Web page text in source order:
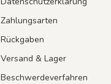
Zahlungsarten
Rückgaben
Versand & Lager
Beschwerdeverfahren